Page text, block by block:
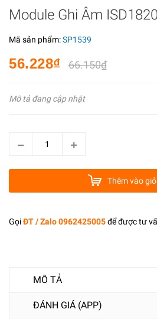
Module Ghi Âm ISD1820
Mã sản phẩm:SP1539
56.228₫ 66.150₫
Mô tả đang cập nhật
Thêm vào
GọiĐT / Zalo 0962425005để được tư
MÔ TẢ
ĐÁNH GIÁ (APP)